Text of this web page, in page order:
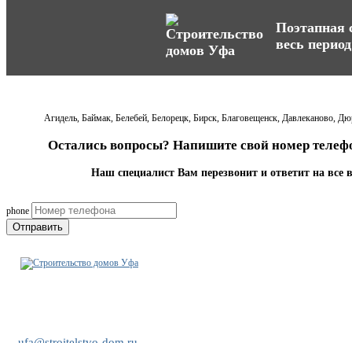
Поэтапная
весь
Агидель, Баймак, Белебей, Белорецк, Бирск, Благовещенск,
Остались вопросы? Напишите свой номер
Наш специалист Вам перезвонит и ответит на все
phone
Отправить